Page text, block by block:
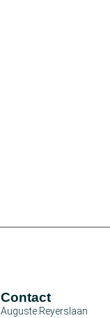
Contact
Auguste Reyerslaan